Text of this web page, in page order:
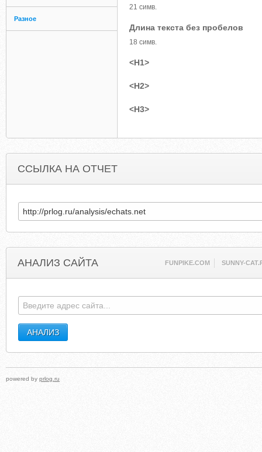
Разное
21 симв.
Длина текста без пробелов
18 симв.
<H1>
<H2>
<H3>
ССЫЛКА НА ОТЧЕТ
АНАЛИЗ САЙТА FUNPIKE.COM SUNNY-
powered by prlog.ru